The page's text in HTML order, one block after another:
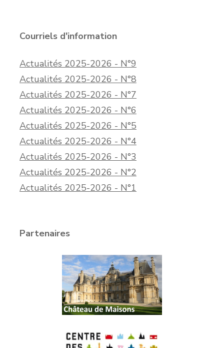
Courriels d'information
Actualités 2025-2026 - N°9
Actualités 2025-2026 - N°8
Actualités 2025-2026 - N°7
Actualités 2025-2026 - N°6
Actualités 2025-2026 - N°5
Actualités 2025-2026 - N°4
Actualités 2025-2026 - N°3
Actualités 2025-2026 - N°2
Actualités 2025-2026 - N°1
Partenaires